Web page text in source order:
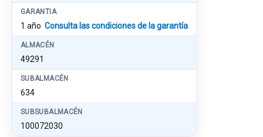
GARANTIA
1 año Consulta las condiciones de la garantía
ALMACÉN
49291
SUBALMACÉN
634
SUBSUBALMACÉN
100072030